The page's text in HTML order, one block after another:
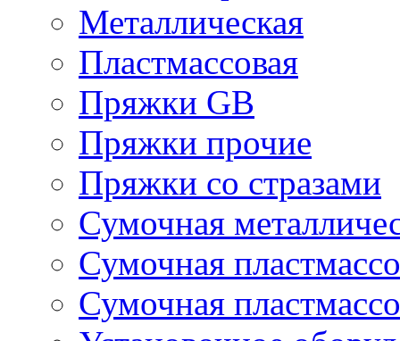
Металлическая
Пластмассовая
Пряжки GB
Пряжки прочие
Пряжки со стразами
Сумочная
Сумочная
Сумочная